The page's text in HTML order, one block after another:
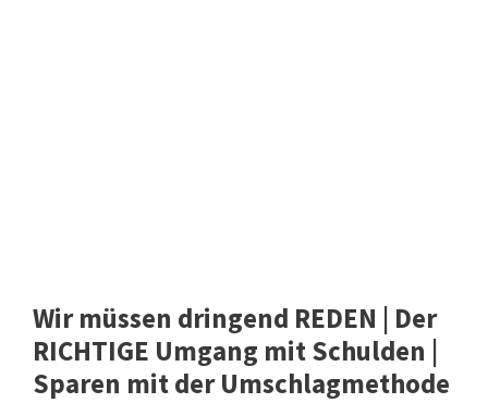
Wir müssen dringend REDEN | Der
RICHTIGE Umgang mit Schulden |
Sparen mit der Umschlagmethode